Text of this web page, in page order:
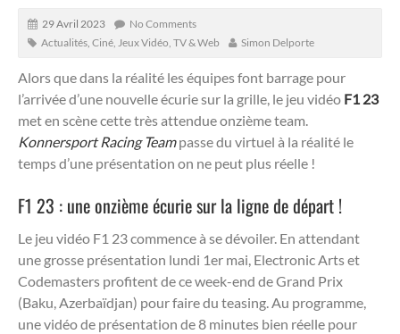
29 Avril 2023
No Comments
Actualités Ciné, Jeux Vidéo, TV & Web Simon Delporte
Alors que dans la réalité les équipes font barrage pour
l’arrivée d’une nouvelle écurie sur la grille, le jeu vidéo F1 23
met en scène cette très attendue onzième team.
Konnersport Racing Teampasse du virtuel à la réalité le
temps d’une présentation on ne peut plus réelle !
F1 23 : une onzième écurie sur la ligne de départ !
Le jeu vidéo F1 23 commence à se dévoiler. En attendant
une grosse présentation lundi 1er mai, Electronic Arts et
Codemasters profitent de ce week-end de Grand Prix
(Baku, Azerbaïdjan) pour faire du teasing. Au programme,
une vidéo de présentation de 8 minutes bien réelle pour